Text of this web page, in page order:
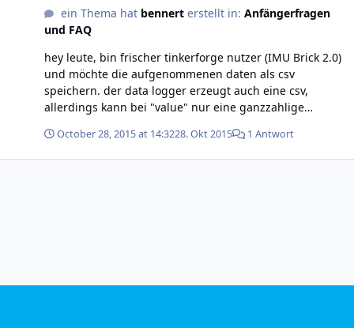
ein Thema hat bennerterstellt in: Anfängerfragen
und FAQ
hey leute, bin frischer tinkerforge nutzer (IMU Brick 2.0)
und möchte die aufgenommenen daten als csv
speichern. der data logger erzeugt auch eine csv,
allerdings kann bei "value" nur eine ganzzahlige
erzeugen. Wie kann ich das machen? Danke für eure
Hilfe! Grüße
October 28, 2015 at 14:3228. Okt 2015 1 Antwort